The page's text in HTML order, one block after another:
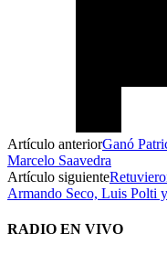
Artículo anteriorGanó
Marcelo Saavedra
Artículo siguiente
Armando Seco, Luis Polti
RADIO EN VIVO